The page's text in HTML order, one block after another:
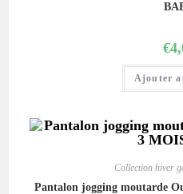
€
Ajouter
Collection hiver
Pantalon jogging moutarde